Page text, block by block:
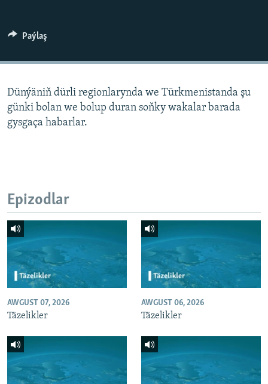
Paýlaş
Dünýäniň dürli regionlarynda we Türkmenistanda şu
günki bolan we bolup duran soňky wakalar barada
gysgaça habarlar.
Epizodlar
AWGUST 07, 2026
Täzelikler
AWGUST 06, 2026
Täzelikler